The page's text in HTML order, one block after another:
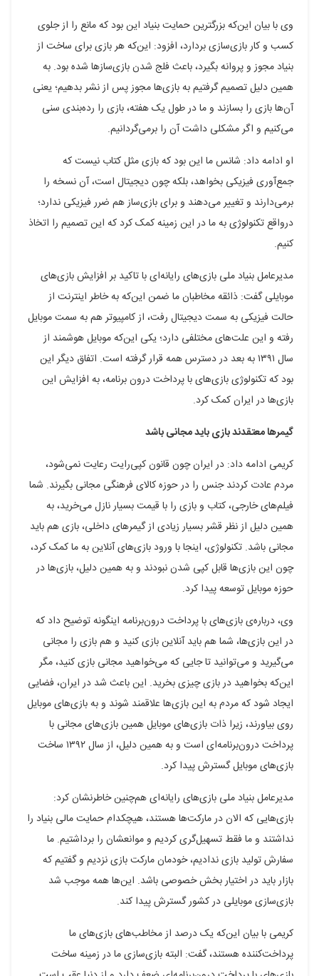
وی با بیان این‌که بزرگترین حمایت بنیاد این بود که مانع را از جلوی
کسب و کار بازی‌سازی بردارد، افزود: این‌که هر بازی برای ساخت از
بنیاد مجوز و پروانه بگیرد، باعث فلج شدن بازی‌سازها شده بود. به
همین دلیل تصمیم گرفتیم به بازی‌ها مجوز پس از نشر بدهیم؛ یعنی
آن‌ها بازی را بسازند و ما در طول یک هفته، بازی را رده‌بندی سنی
می‌کنیم و اگر مشکلی داشت آن را برمی‌گردانیم.
او ادامه داد: شانس ما این بود که بازی مثل کتاب نیست که
جمع‌آوری فیزیکی بخواهد، بلکه چون دیجیتال است، آن نسخه را
برمی‌دارند و تغییر می‌دهند و برای بازی‌ساز هم ضرر فیزیکی ندارد؛
درواقع تکنولوژی به ما در این زمینه کمک کرد که این تصمیم را اتخاذ
کنیم.
مدیرعامل بنیاد ملی بازی‌های رایانه‌ای با تاکید بر افزایش بازی‌های
موبایلی گفت: ذائقه مخاطبان ما ضمن این‌که به خاطر اینترنت از
حالت فیزیکی به سمت دیجیتال رفت، از کامپیوتر هم به سمت موبایل
رفته و این علت‌های مختلفی دارد؛ یکی این‌که موبایل هوشمند از
سال ۱۳۹۱ به بعد در دسترس همه قرار گرفته است. اتفاق دیگر این
بود که تکنولوژی بازی‌های با پرداخت درون برنامه، به افزایش این
بازی‌ها در ایران کمک کرد.
گیمرها معتقدند بازی باید مجانی باشد
کریمی ادامه داد: در ایران چون قانون کپی‌رایت رعایت نمی‌شود،
مردم عادت کردند جنس را در حوزه کالای فرهنگی مجانی بگیرند. شما
فیلم‌های خارجی، کتاب و بازی را با قیمت بسیار نازل می‌خرید، به
همین دلیل از نظر قشر بسیار زیادی از گیمرهای داخلی، بازی هم باید
مجانی باشد. تکنولوژی، اینجا با ورود بازی‌های آنلاین به ما کمک کرد،
چون این بازی‌ها قابل کپی شدن نبودند و به همین دلیل، بازی‌ها در
حوزه موبایل توسعه پیدا کرد.
وی، درباره‌ی بازی‌های با پرداخت درون‌برنامه اینگونه توضیح داد که
در این بازی‌ها، شما هم باید آنلاین بازی کنید و هم بازی را مجانی
می‌گیرید و می‌توانید تا جایی که می‌خواهید مجانی بازی کنید، مگر
این‌که بخواهید در بازی چیزی بخرید. این باعث شد در ایران، فضایی
ایجاد شود که مردم به این بازی‌ها علاقمند شوند و به بازی‌های موبایل
روی بیاورند، زیرا ذات بازی‌های موبایل همین بازی‌های مجانی با
پرداخت درون‌برنامه‌ای است و به همین دلیل، از سال ۱۳۹۲ ساخت
بازی‌های موبایل گسترش پیدا کرد.
مدیرعامل بنیاد ملی بازی‌های رایانه‌ای هم‌چنین خاطرنشان کرد:
بازی‌هایی که الان در مارکت‌ها هستند، هیچکدام حمایت مالی بنیاد را
نداشتند و ما فقط تسهیل‌گری کردیم و موانعشان را برداشتیم. ما
سفارش تولید بازی ندادیم، خودمان مارکت بازی نزدیم و گفتیم که
بازار باید در اختیار بخش خصوصی باشد. این‌ها همه موجب شد
بازی‌سازی موبایلی در کشور گسترش پیدا کند.
کریمی با بیان این‌که یک درصد از مخاطب‌های بازی‌های ما
پرداخت‌کننده هستند، گفت: البته بازی‌سازی ما در زمینه ساخت